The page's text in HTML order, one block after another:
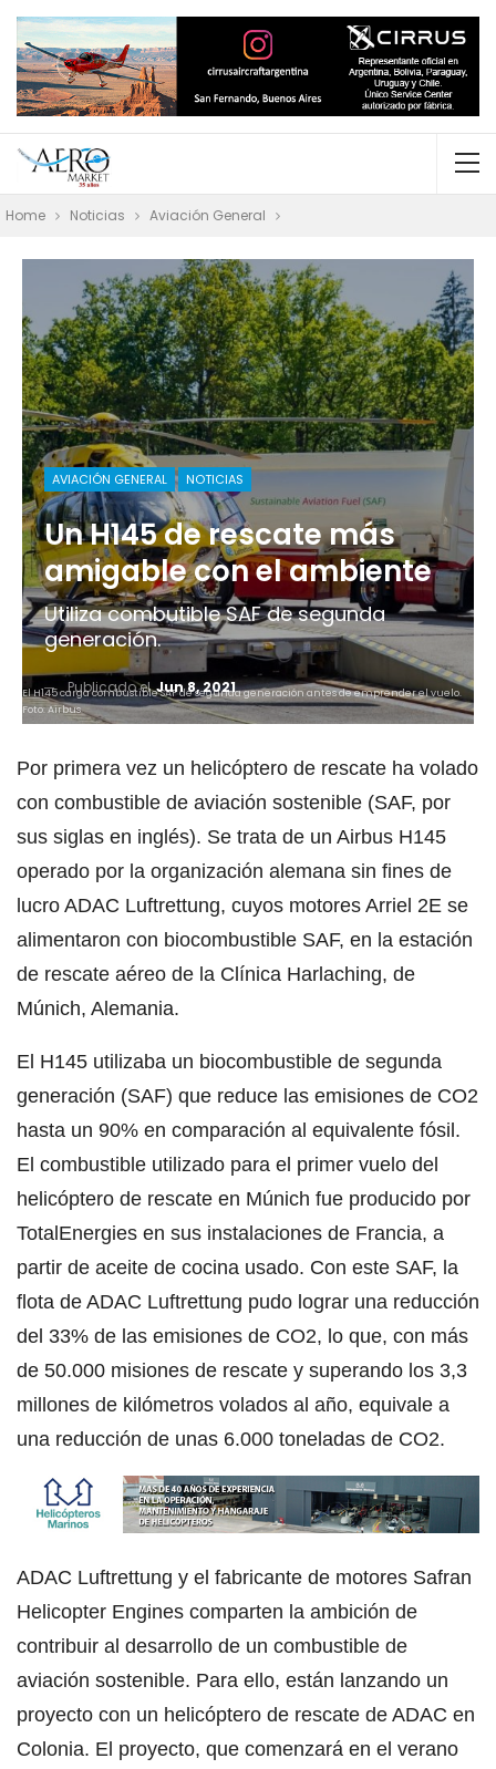
Home Noticias Aviación General
AVIACIÓN GENERAL NOTICIAS
Un H145 de rescate más
amigable con el ambiente
Utiliza combutible SAF de segunda
generación.
Publicado elJun 8, 2021
El H145 carga combustible SAF de segunda generación antes de emprender el vuelo.
Foto: Airbus.
Por primera vez un helicóptero de rescate ha volado
con combustible de aviación sostenible (SAF, por
sus siglas en inglés). Se trata de un Airbus H145
operado por la organización alemana sin fines de
lucro ADAC Luftrettung, cuyos motores Arriel 2E se
alimentaron con biocombustible SAF, en la estación
de rescate aéreo de la Clínica Harlaching, de
Múnich, Alemania.
El H145 utilizaba un biocombustible de segunda
generación (SAF) que reduce las emisiones de CO2
hasta un 90% en comparación al equivalente fósil.
El combustible utilizado para el primer vuelo del
helicóptero de rescate en Múnich fue producido por
TotalEnergies en sus instalaciones de Francia, a
partir de aceite de cocina usado. Con este SAF, la
flota de ADAC Luftrettung pudo lograr una reducción
del 33% de las emisiones de CO2, lo que, con más
de 50.000 misiones de rescate y superando los 3,3
millones de kilómetros volados al año, equivale a
una reducción de unas 6.000 toneladas de CO2.
ADAC Luftrettung y el fabricante de motores Safran
Helicopter Engines comparten la ambición de
contribuir al desarrollo de un combustible de
aviación sostenible. Para ello, están lanzando un
proyecto con un helicóptero de rescate de ADAC en
Colonia. El proyecto, que comenzará en el verano